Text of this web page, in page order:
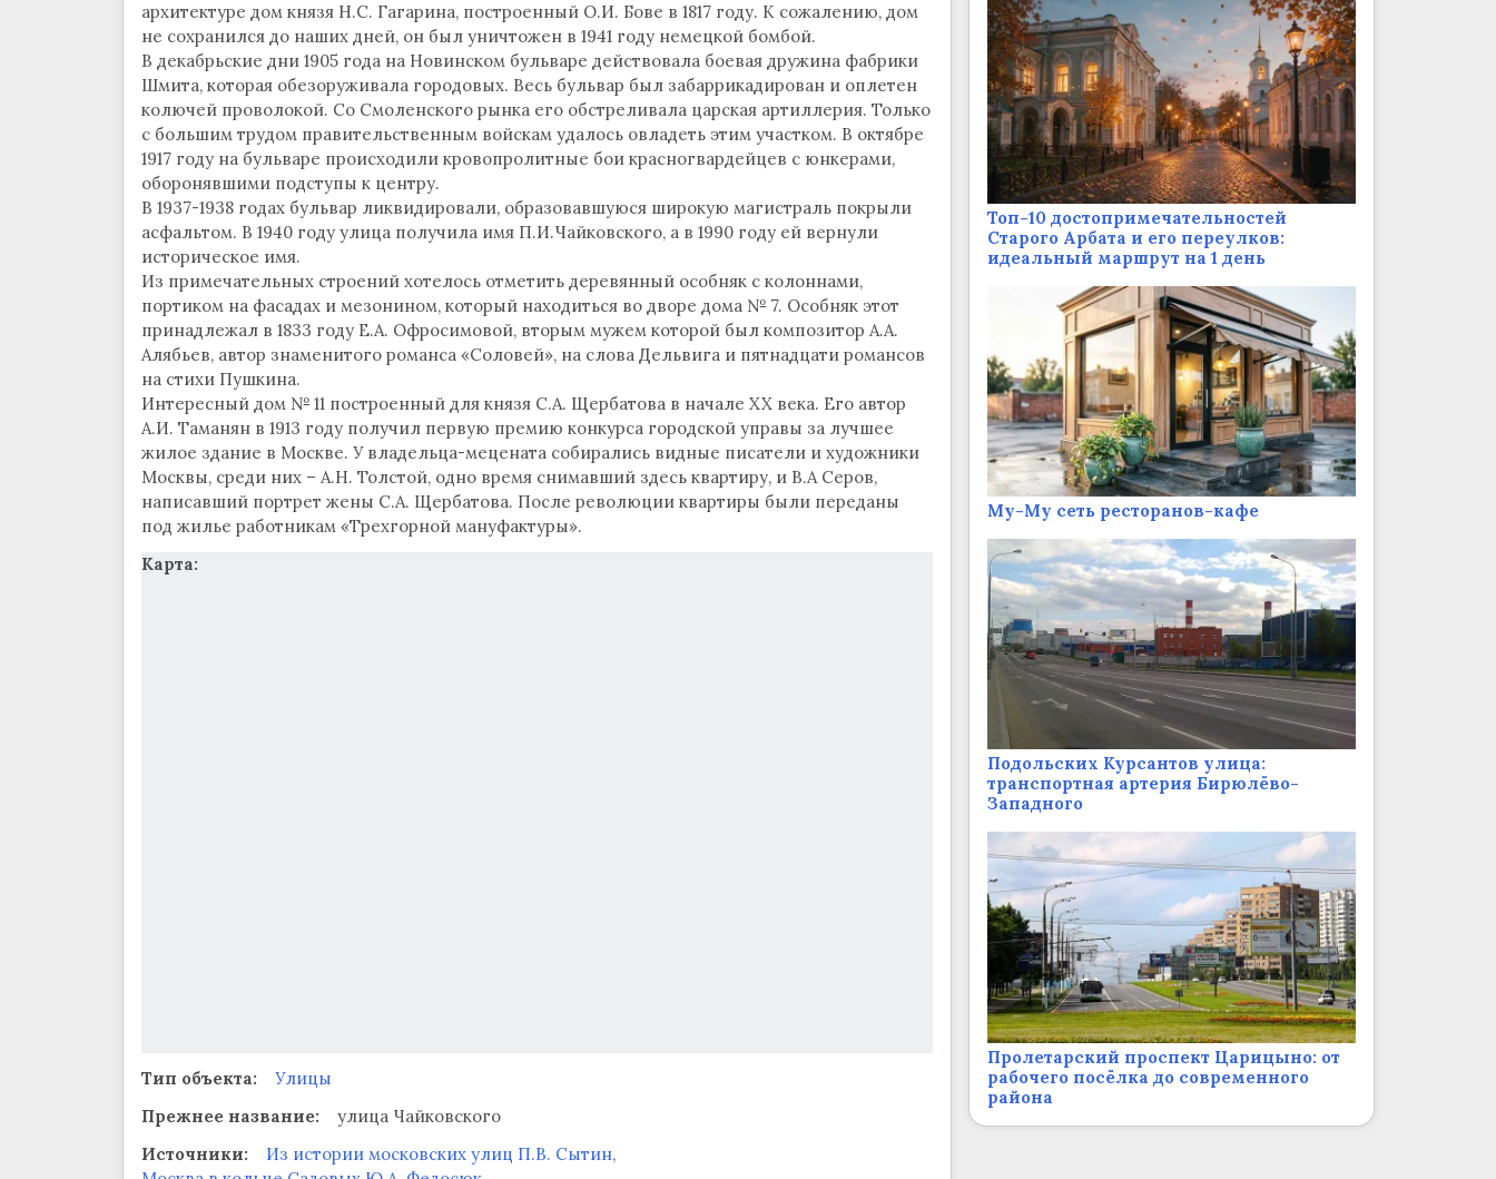
архитектуре дом князя Н.С. Гагарина, построенный О.И. Бове в 1817 году. К сожалению, дом
не сохранился до наших дней, он был уничтожен в 1941 году немецкой бомбой.
В декабрьские дни 1905 года на Новинском бульваре действовала боевая дружина фабрики
Шмита, которая обезоруживала городовых. Весь бульвар был забаррикадирован и оплетен
колючей проволокой. Со Смоленского рынка его обстреливала царская артиллерия. Только
с большим трудом правительственным войскам удалось овладеть этим участком. В октябре
1917 году на бульваре происходили кровопролитные бои красногвардейцев с юнкерами,
оборонявшими подступы к центру.
В 1937-1938 годах бульвар ликвидировали, образовавшуюся широкую магистраль покрыли
асфальтом. В 1940 году улица получила имя П.И.Чайковского, а в 1990 году ей вернули
историческое имя.
Из примечательных строений хотелось отметить деревянный особняк с колоннами,
портиком на фасадах и мезонином, который находиться во дворе дома № 7. Особняк этот
принадлежал в 1833 году Е.А. Офросимовой, вторым мужем которой был композитор А.А.
Алябьев, автор знаменитого романса «Соловей», на слова Дельвига и пятнадцати романсов
на стихи Пушкина.
Интересный дом № 11 построенный для князя С.А. Щербатова в начале XX века. Его автор
А.И. Таманян в 1913 году получил первую премию конкурса городской управы за лучшее
жилое здание в Москве. У владельца-мецената собирались видные писатели и художники
Москвы, среди них – А.Н. Толстой, одно время снимавший здесь квартиру, и В.А Серов,
написавший портрет жены С.А. Щербатова. После революции квартиры были переданы
под жилье работникам «Трехгорной мануфактуры».
Карта:
Тип объекта:
Улицы
Прежнее название:
улица Чайковского
Источники:
Из истории московских улиц П.В. Сытин
Топ-10 достопримечательностей
Старого Арбата и его переулков:
идеальный маршрут на 1 день
Му-Му сеть ресторанов-кафе
Подольских Курсантов улица:
транспортная артерия Бирюлёво-
Западного
Пролетарский проспект Царицыно: от
рабочего посёлка до современного
района